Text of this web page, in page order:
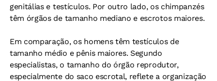
genitálias e testículos. Por outro lado, os chimpanzés
têm órgãos de tamanho mediano e escrotos maiores.
Em comparação, os homens têm testículos de
tamanho médio e pênis maiores. Segundo
especialistas, o tamanho do órgão reprodutor,
especialmente do saco escrotal, reflete a organização